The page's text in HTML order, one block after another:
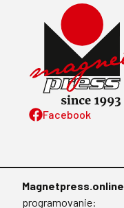
Facebook
Magnetpress.online
programovanie: